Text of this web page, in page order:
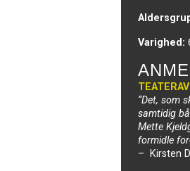
Varighed:
“Det, som
samtidig
Mette
formidle
– Kirsten